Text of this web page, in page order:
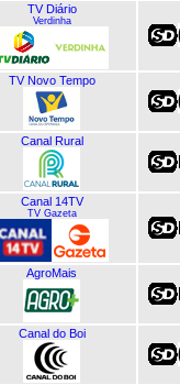
TV Diário
Verdinha
TV Novo Tempo
Canal Rural
Canal 14TV
TV Gazeta
AgroMais
Canal do Boi